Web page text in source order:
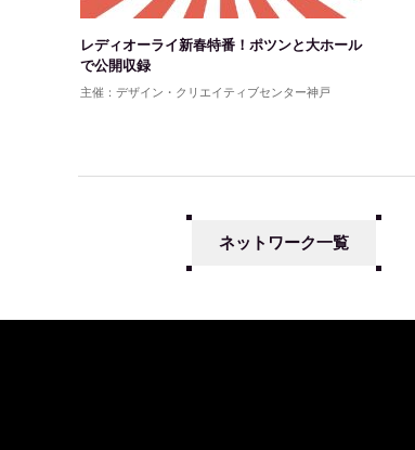
レディオーライ新春特番！ポツンと大ホール
で公開収録
主催：デザイン・クリエイティブセンター神戸
ネットワーク一覧